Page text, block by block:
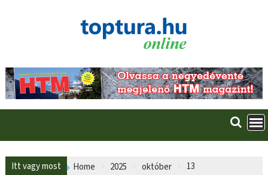
Itt vagy most Home 2025 október 13